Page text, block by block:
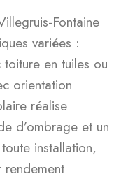
Fontaine
variées :
en tuiles ou
orientation
réalise
d’ombrage et un
installation,